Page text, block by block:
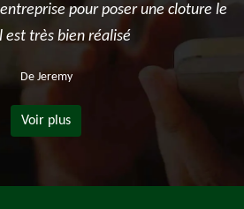
pour poser une cloture le
est très bien réalisé
De Jeremy
Voir plus